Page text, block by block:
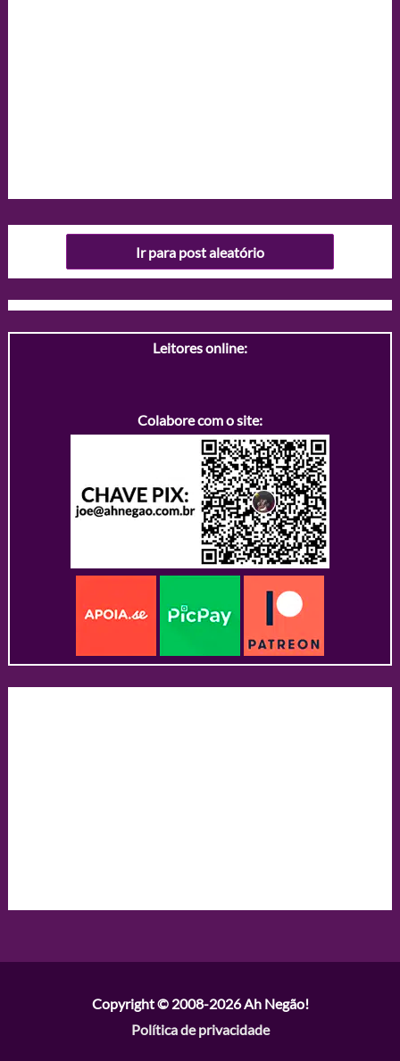
Ir para post aleatório
Leitores online:
Colabore com o site:
Copyright © 2008-2026Ah Negão!
Política de privacidade